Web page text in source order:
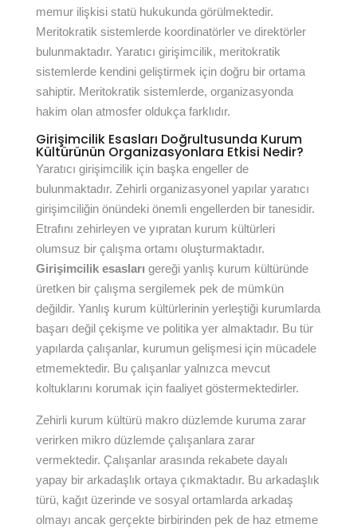
memur ilişkisi statü hukukunda görülmektedir.
Meritokratik sistemlerde koordinatörler ve direktörler
bulunmaktadır. Yaratıcı girişimcilik, meritokratik
sistemlerde kendini geliştirmek için doğru bir ortama
sahiptir. Meritokratik sistemlerde, organizasyonda
hakim olan atmosfer oldukça farklıdır.
Girişimcilik Esasları Doğrultusunda Kurum
Kültürünün Organizasyonlara Etkisi Nedir?
Yaratıcı girişimcilik için başka engeller de
bulunmaktadır. Zehirli organizasyonel yapılar yaratıcı
girişimciliğin önündeki önemli engellerden bir tanesidir.
Etrafını zehirleyen ve yıpratan kurum kültürleri
olumsuz bir çalışma ortamı oluşturmaktadır.
Girişimcilik esasları gereği yanlış kurum kültüründe
üretken bir çalışma sergilemek pek de mümkün
değildir. Yanlış kurum kültürlerinin yerleştiği kurumlarda
başarı değil çekişme ve politika yer almaktadır. Bu tür
yapılarda çalışanlar, kurumun gelişmesi için mücadele
etmemektedir. Bu çalışanlar yalnızca mevcut
koltuklarını korumak için faaliyet göstermektedirler.
Zehirli kurum kültürü makro düzlemde kuruma zarar
verirken mikro düzlemde çalışanlara zarar
vermektedir. Çalışanlar arasında rekabete dayalı
yapay bir arkadaşlık ortaya çıkmaktadır. Bu arkadaşlık
türü, kağıt üzerinde ve sosyal ortamlarda arkadaş
olmayı ancak gerçekte birbirinden pek de haz etmeme